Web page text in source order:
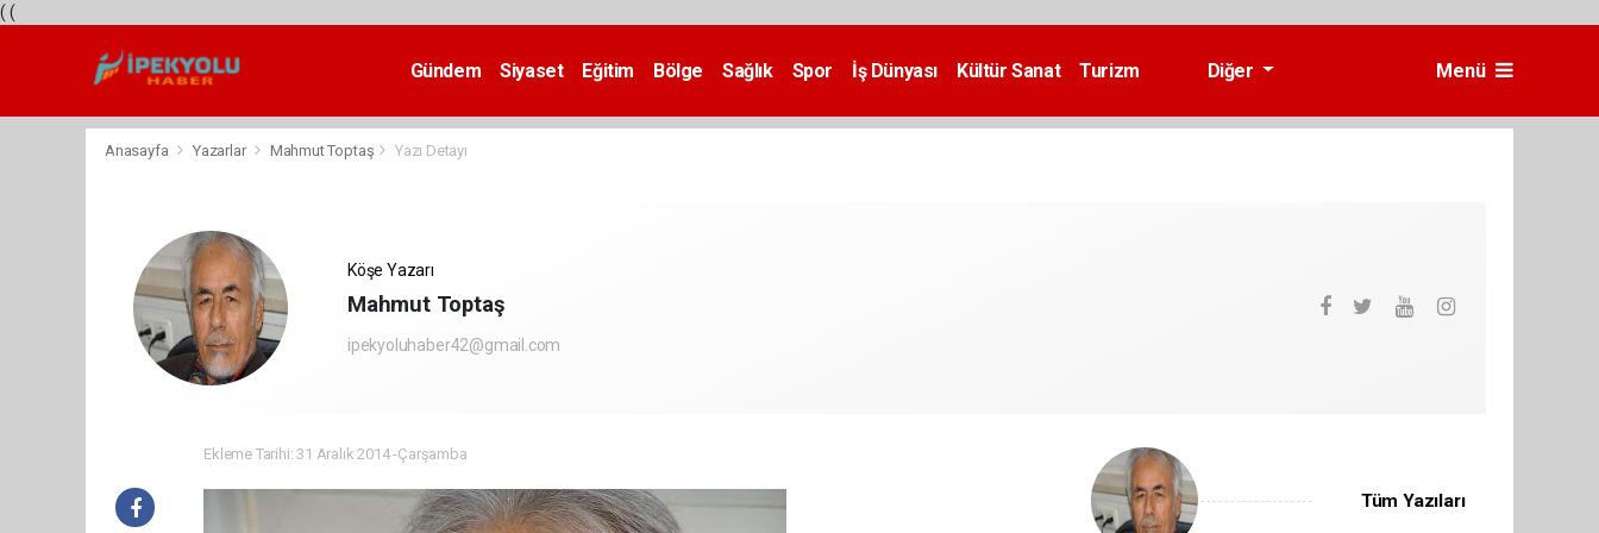
( (
Gündem Siyaset Eğitim Bölge Sağlık Spor İş Dünyası Kültür Sanat
Turizm
Diğer Menü
Anasayfa Yazarlar Mahmut Toptaş Yazı Detayı
Köşe Yazarı
Mahmut Toptaş
ipekyoluhaber42@gmail.com
Ekleme Tarihi: 31 Aralık 2014 -Çarşamba
Tüm Yazıları